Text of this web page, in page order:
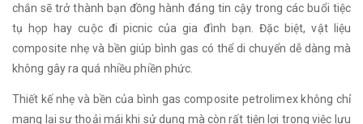
chắn sẽ trở thành bạn đồng hành đáng tin cậy trong các buổi tiệc
tụ họp hay cuộc đi picnic của gia đình bạn. Đặc biệt, vật liệu
composite nhẹ và bền giúp bình gas có thể di chuyển dễ dàng mà
không gây ra quá nhiều phiền phức.
Thiết kế nhẹ và bền của bình gas composite petrolimex không chỉ
mang lại sự thoải mái khi sử dụng mà còn rất tiện lợi trong việc lưu